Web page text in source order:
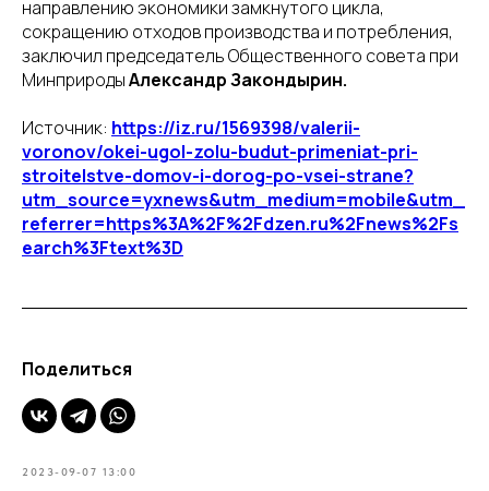
направлению экономики замкнутого цикла,
сокращению отходов производства и потребления,
заключил председатель Общественного совета при
МинприродыАлександр Закондырин.
Источник: https://iz.ru/1569398/valerii-
voronov/okei-ugol-zolu-budut-primeniat-pri-
stroitelstve-domov-i-dorog-po-vsei-strane?
utm_source=yxnews&utm_medium=mobile&utm_
referrer=https%3A%2F%2Fdzen.ru%2Fnews%2Fs
earch%3Ftext%3D
Поделиться
2023-09-07 13:00